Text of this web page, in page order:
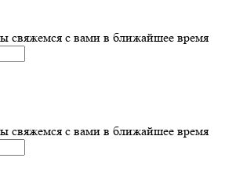
свяжемся с вами в ближайшее время
свяжемся с вами в ближайшее время